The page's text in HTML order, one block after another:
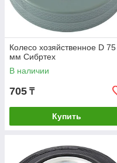
Колесо хозяйственное D 75
мм Сибртех
В наличии
705 ₸
Купить